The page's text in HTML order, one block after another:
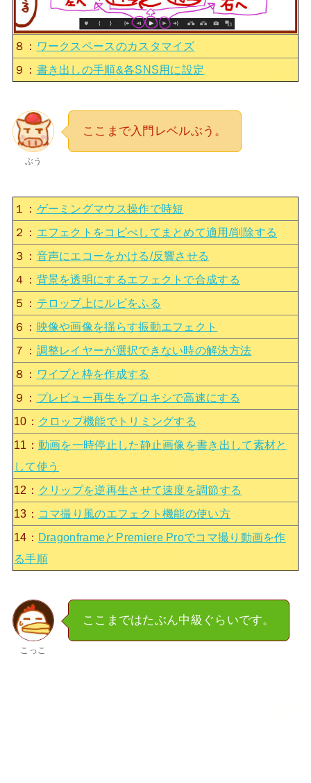
８： ワークスペースのカスタマイズ
９： 書き出しの手順&各SNS用に設定
ぶう
ここまで入門レベルぶう。
１： ゲーミングマウス操作で時短
２： エフェクトをコピぺしてまとめて適用/削除する
３： 音声にエコーをかける/反響させる
４： 背景を透明にするエフェクトで合成する
５： テロップ上にルビをふる
６： 映像や画像を揺らす振動エフェクト
７： 調整レイヤーが選択できない時の解決方法
８： ワイプと枠を作成する
９： プレビュー再生をプロキシで高速にする
10： クロップ機能でトリミングする
11： 動画を一時停止した静止画像を書き出して素材と
して使う
12： クリップを逆再生させて速度を調節する
13： コマ撮り風のエフェクト機能の使い方
14： DragonframeとPremiere Proでコマ撮り動画を作
る手順
こっこ
ここまではたぶん中級ぐらいです。